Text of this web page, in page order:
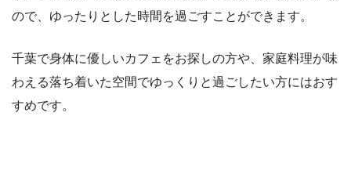
ので、ゆったりとした時間を過ごすことができます。
千葉で身体に優しいカフェをお探しの方や、家庭料理が味
わえる落ち着いた空間でゆっくりと過ごしたい方にはおす
すめです。